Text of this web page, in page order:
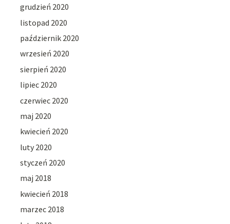
grudzień 2020
listopad 2020
październik 2020
wrzesień 2020
sierpień 2020
lipiec 2020
czerwiec 2020
maj 2020
kwiecień 2020
luty 2020
styczeń 2020
maj 2018
kwiecień 2018
marzec 2018